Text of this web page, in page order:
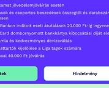
elérhető az
és az 1